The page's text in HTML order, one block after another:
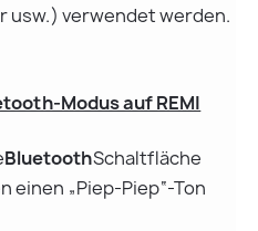
usw.) verwendet werden.
Modus auf REMI
BluetoothSchaltfläche
einen „Piep-Piep“-Ton